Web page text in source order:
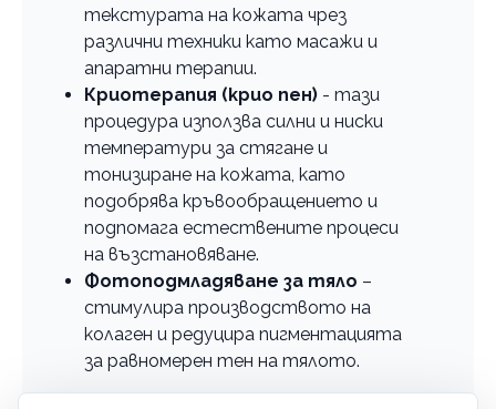
текстурата на кожата чрез
различни техники като масажи и
апаратни терапии.
Криотерапия (крио пен) - тази
процедура използва силни и ниски
температури за стягане и
тонизиране на кожата, като
подобрява кръвообращението и
подпомага естествените процеси
на възстановяване.
Фотоподмладяване за тяло –
стимулира производството на
колаген и редуцира пигментацията
за равномерен тен на тялото.